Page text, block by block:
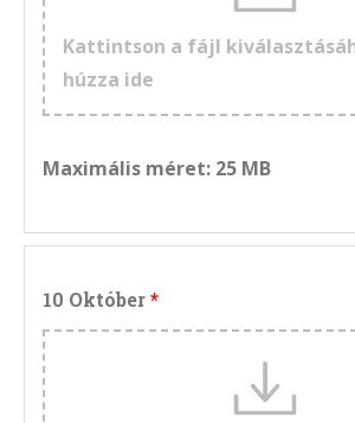
Kattintson a fájl
húzza ide
Maximális méret: 25 MB
10 Október